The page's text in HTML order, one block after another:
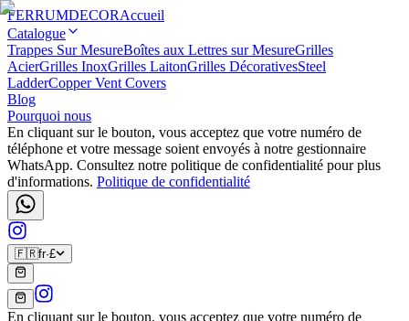
FERRUMDECORAccueil
Catalogue
Trappes Sur MesureBoîtes aux Lettres sur MesureGrilles
AcierGrilles InoxGrilles LaitonGrilles DécorativesSteel
LadderCopper Vent Covers
Blog
Pourquoi nous
En cliquant sur le bouton, vous acceptez que votre numéro de
téléphone et votre message soient envoyés à notre gestionnaire
WhatsApp. Consultez notre politique de confidentialité pour plus
d'informations. Politique de confidentialité
🇫🇷fr·£
En cliquant sur le bouton, vous acceptez que votre numéro de